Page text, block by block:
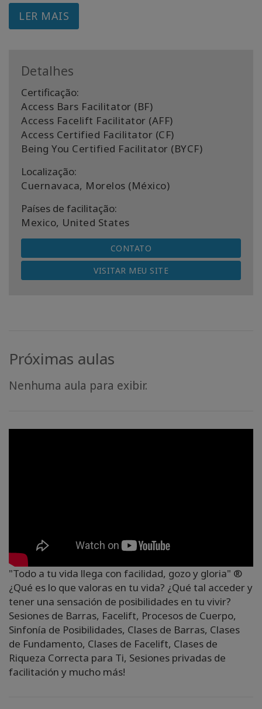
LER MAIS
Detalhes
Certificação:
Access Bars Facilitator (BF)
Access Facelift Facilitator (AFF)
Access Certified Facilitator (CF)
Being You Certified Facilitator (BYCF)
Localização:
Cuernavaca, Morelos (México)
Países de facilitação:
Mexico, United States
CONTATO
VISITAR MEU SITE
Próximas aulas
Nenhuma aula para exibir.
"Todo a tu vida llega con facilidad, gozo y gloria" ®️
¿Qué es lo que valoras en tu vida? ¿Qué tal acceder y
tener una sensación de posibilidades en tu vivir?
Sesiones de Barras, Facelift, Procesos de Cuerpo,
Sinfonía de Posibilidades, Clases de Barras, Clases
de Fundamento, Clases de Facelift, Clases de
Riqueza Correcta para Ti, Sesiones privadas de
facilitación y mucho más!